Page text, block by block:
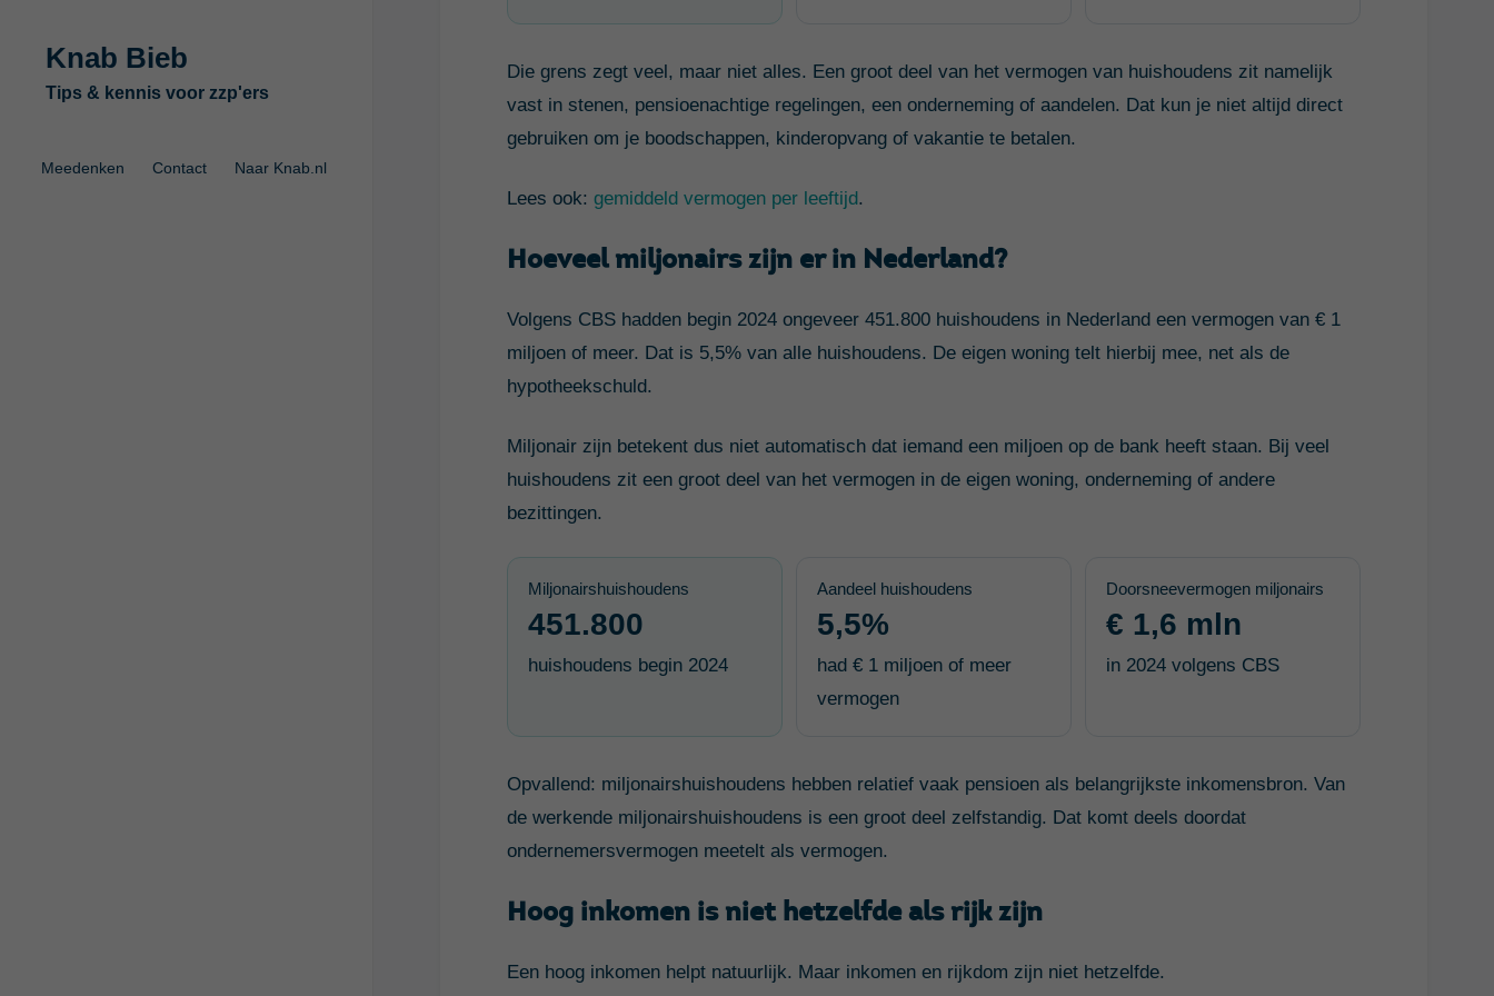
Knab Bieb
Tips & kennis voor zzp'ers
Meedenken Contact Naar Knab.nl
Die grens zegt veel, maar niet alles. Een groot deel van het vermogen van huishoudens zit namelijk
vast in stenen, pensioenachtige regelingen, een onderneming of aandelen. Dat kun je niet altijd direct
gebruiken om je boodschappen, kinderopvang of vakantie te betalen.
Lees ook: gemiddeld vermogen per leeftijd.
Hoeveel miljonairs zijn er in Nederland?
Volgens CBS hadden begin 2024 ongeveer 451.800 huishoudens in Nederland een vermogen van € 1
miljoen of meer. Dat is 5,5% van alle huishoudens. De eigen woning telt hierbij mee, net als de
hypotheekschuld.
Miljonair zijn betekent dus niet automatisch dat iemand een miljoen op de bank heeft staan. Bij veel
huishoudens zit een groot deel van het vermogen in de eigen woning, onderneming of andere
bezittingen.
Miljonairshuishoudens
451.800
huishoudens begin 2024
Aandeel huishoudens
5,5%
had € 1 miljoen of meer
vermogen
Doorsneevermogen miljonairs
€ 1,6 mln
in 2024 volgens CBS
Opvallend: miljonairshuishoudens hebben relatief vaak pensioen als belangrijkste inkomensbron. Van
de werkende miljonairshuishoudens is een groot deel zelfstandig. Dat komt deels doordat
ondernemersvermogen meetelt als vermogen.
Hoog inkomen is niet hetzelfde als rijk zijn
Een hoog inkomen helpt natuurlijk. Maar inkomen en rijkdom zijn niet hetzelfde.